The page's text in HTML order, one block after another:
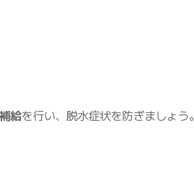
給を行い、脱水症状を防ぎましょう。